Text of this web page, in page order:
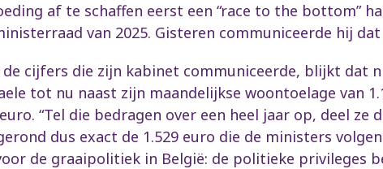
af te schaffen eerst een “race to the bottom”
van 2025. Gisteren communiceerde hij dat
cijfers die zijn kabinet communiceerde, blijkt dat
tot nu naast zijn maandelijkse woontoelage van
“Tel die bedragen over een heel jaar op, deel
dus exact de 1.529 euro die de ministers
de graaipolitiek in België: de politieke privileges